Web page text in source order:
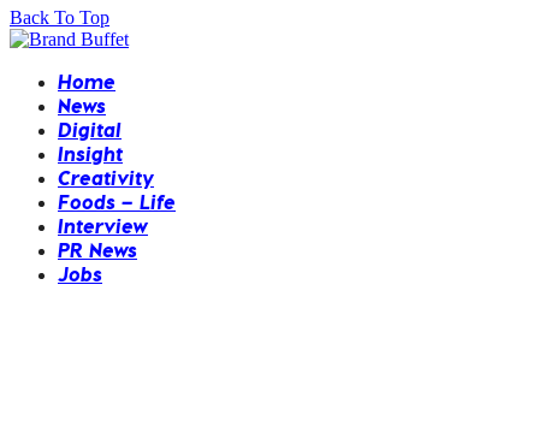
Back To Top
Home
News
Digital
Insight
Creativity
Foods – Life
Interview
PR News
Jobs